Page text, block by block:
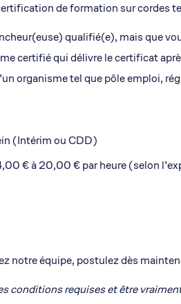
de formation sur cordes
qualifié(e), mais que
certifié qui délivre le certificat
organisme tel que pôle emploi,
(Intérim ou CDD)
€ à 20,00 € par heure (selon
notre équipe, postulez dès
conditions requises et être